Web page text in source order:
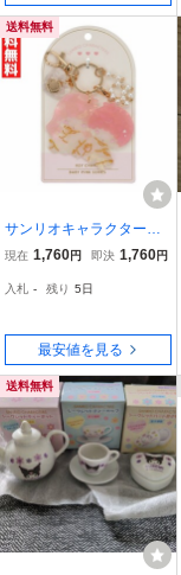
送料無料
サンリオキャラクターズ
Baby Pinkシリーズ チャ
ズ アクセサリー キキララ
現在 1,760円 即決 1,760円
入札 - 残り 5日
最安値を見る
送料無料